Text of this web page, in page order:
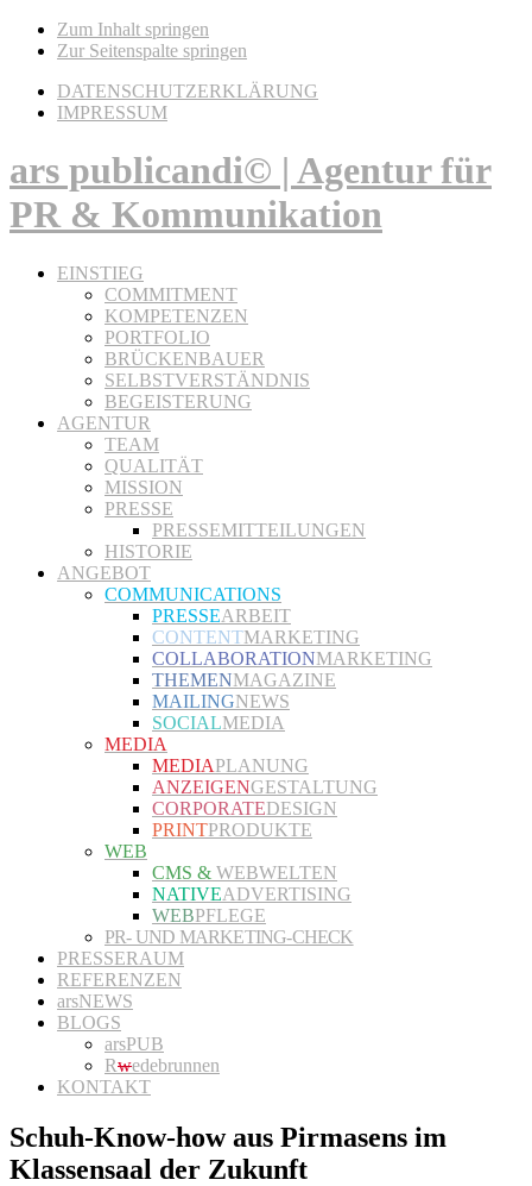
Zum Inhalt springen
Zur Seitenspalte springen
DATENSCHUTZERKLÄRUNG
IMPRESSUM
ars publicandi© | Agentur für
PR & Kommunikation
EINSTIEG
COMMITMENT
KOMPETENZEN
PORTFOLIO
BRÜCKENBAUER
SELBSTVERSTÄNDNIS
BEGEISTERUNG
AGENTUR
TEAM
QUALITÄT
MISSION
PRESSE
PRESSEMITTEILUNGEN
HISTORIE
ANGEBOT
COMMUNICATIONS
PRESSEARBEIT
CONTENTMARKETING
COLLABORATIONMARKETING
THEMENMAGAZINE
MAILINGNEWS
SOCIALMEDIA
MEDIA
MEDIAPLANUNG
ANZEIGENGESTALTUNG
CORPORATEDESIGN
PRINTPRODUKTE
WEB
CMS & WEBWELTEN
NATIVEADVERTISING
WEBPFLEGE
PR- UND MARKETING-CHECK
PRESSERAUM
REFERENZEN
arsNEWS
BLOGS
arsPUB
Rwedebrunnen
KONTAKT
Schuh-Know-how aus Pirmasens im
Klassensaal der Zukunft